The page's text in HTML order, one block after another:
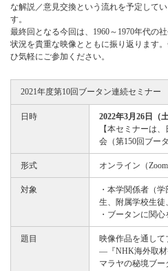
な解説／意見交換という流れを予定してい
す。
最終回となる今回は、1960～1970年代の
状況を貴重な映像とともに振り返ります
ひ気軽にご参加ください。
2021年度第10回ブータン連続セミナー
日時
2022年3月26日（
【本セミナーは
会（第150回ブー
形式 オンライン（
対象
・本学関係者（
生、附属学校生徒
・ブータンに関
題目
映像作品を通して
―『NHK海外取
マラヤの秘境ブ